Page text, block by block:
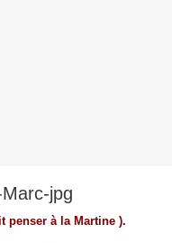
penser à la Martine ).